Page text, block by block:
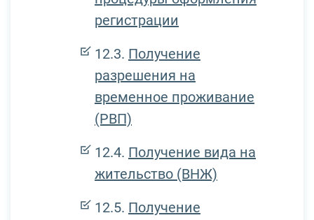
регистрации
Получение
разрешения на
временное проживание
(РВП)
Получение вида на
жительство (ВНЖ)
Получение